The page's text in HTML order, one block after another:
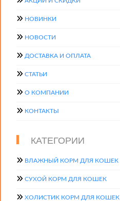
НОВИНКИ
НОВОСТИ
ДОСТАВКА И ОПЛАТА
СТАТЬИ
О КОМПАНИИ
КОНТАКТЫ
КАТЕГОРИИ
ВЛАЖНЫЙ КОРМ ДЛЯ КОШЕК
СУХОЙ КОРМ ДЛЯ КОШЕК
ХОЛИСТИК КОРМ ДЛЯ КОШЕК